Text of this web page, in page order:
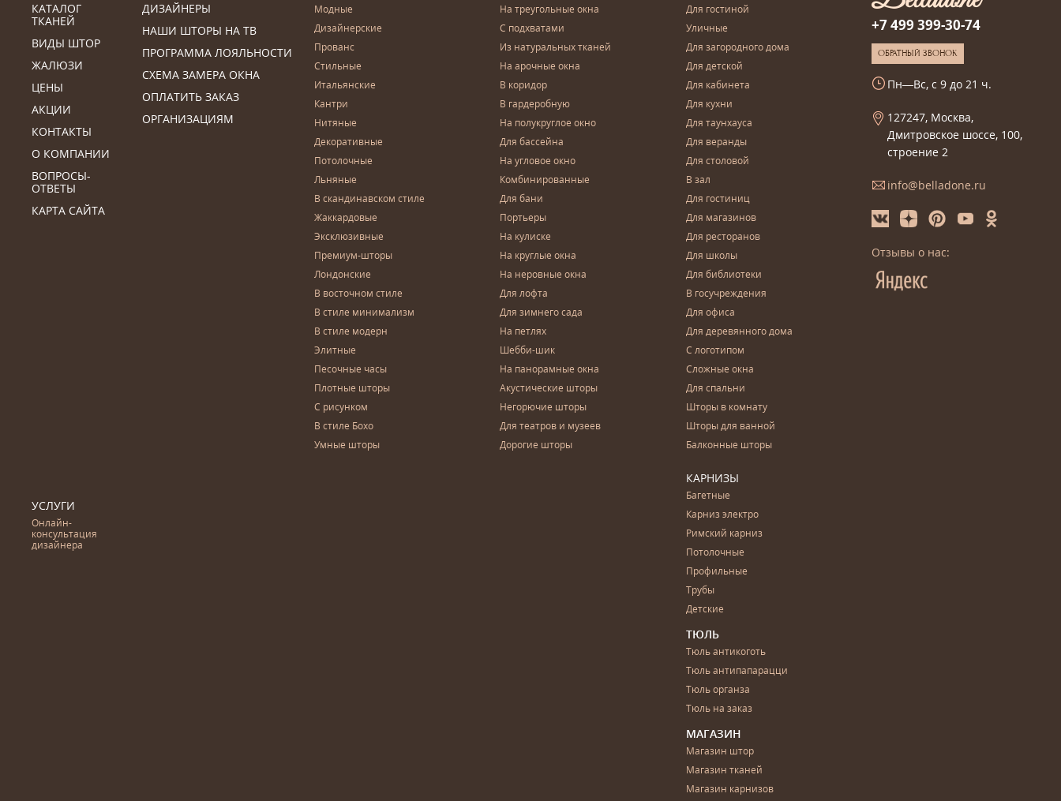
КАТАЛОГ
ТКАНЕЙ
ВИДЫ ШТОР
ЖАЛЮЗИ
ЦЕНЫ
АКЦИИ
КОНТАКТЫ
О КОМПАНИИ
ВОПРОСЫ-
ОТВЕТЫ
КАРТА САЙТА
ДИЗАЙНЕРЫ
НАШИ ШТОРЫ НА ТВ
ПРОГРАММА ЛОЯЛЬНОСТИ
СХЕМА ЗАМЕРА ОКНА
ОПЛАТИТЬ ЗАКАЗ
ОРГАНИЗАЦИЯМ
УСЛУГИ
Онлайн-
консультация
дизайнера
Модные
Дизайнерские
Прованс
Стильные
Итальянские
Кантри
Нитяные
Декоративные
Потолочные
Льняные
В скандинавском стиле
Жаккардовые
Эксклюзивные
Премиум-шторы
Лондонские
В восточном стиле
В стиле минимализм
В стиле модерн
Элитные
Песочные часы
Плотные шторы
С рисунком
В стиле Бохо
Умные шторы
На треугольные окна
С подхватами
Из натуральных тканей
На арочные окна
В коридор
В гардеробную
На полукруглое окно
Для бассейна
На угловое окно
Комбинированные
Для бани
Портьеры
На кулиске
На круглые окна
На неровные окна
Для лофта
Для зимнего сада
На петлях
Шебби-шик
На панорамные окна
Акустические шторы
Негорючие шторы
Для театров и музеев
Дорогие шторы
Для гостиной
Уличные
Для загородного дома
Для детской
Для кабинета
Для кухни
Для таунхауса
Для веранды
Для столовой
В зал
Для гостиниц
Для магазинов
Для ресторанов
Для школы
Для библиотеки
В госучреждения
Для офиса
Для деревянного дома
С логотипом
Сложные окна
Для спальни
Шторы в комнату
Шторы для ванной
Балконные шторы
КАРНИЗЫ
Багетные
Карниз электро
Римский карниз
Потолочные
Профильные
Трубы
Детские
ТЮЛЬ
Тюль антикоготь
Тюль антипапарацци
Тюль органза
Тюль на заказ
МАГАЗИН
Магазин штор
Магазин тканей
Магазин карнизов
+7 499 399-30-74
ОБРАТНЫЙ ЗВОНОК
Пн—Вс, с 9 до 21 ч.
127247, Москва,
Дмитровское шоссе, 100,
строение 2
info@belladone.ru
Отзывы о нас: